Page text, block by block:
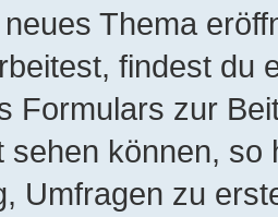
Thema
findest du
Formulars zur
sehen können,
Umfragen zu